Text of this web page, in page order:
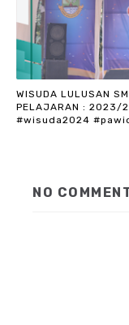
WISUDA LULUSAN
PELAJARAN :
#wisuda2024
NO